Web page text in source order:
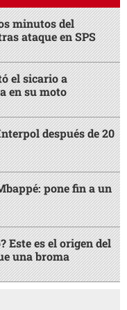
minutos del
ataque en SPS
el sicario a
en su moto
después de 20
pone fin a un
Este es el origen del
una broma